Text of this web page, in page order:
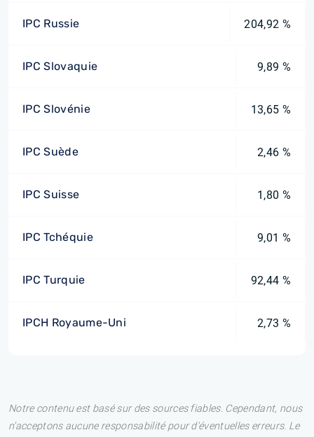
IPC Russie 204,92 %
IPC Slovaquie 9,89 %
IPC Slovénie 13,65 %
IPC Suède 2,46 %
IPC Suisse 1,80 %
IPC Tchéquie 9,01 %
IPC Turquie 92,44 %
IPCH Royaume-Uni 2,73 %
Notre contenu est basé sur des sources fiables. Cependant, nous
n'acceptons aucune responsabilité pour d'éventuelles erreurs. Le